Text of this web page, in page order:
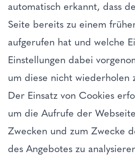
automatisch erkannt, dass
Seite bereits zu einem
aufgerufen hat und welche
Einstellungen dabei
um diese nicht wiederholen
Der Einsatz von Cookies
um die Aufrufe der
Zwecken und zum Zwecke
des Angebotes zu